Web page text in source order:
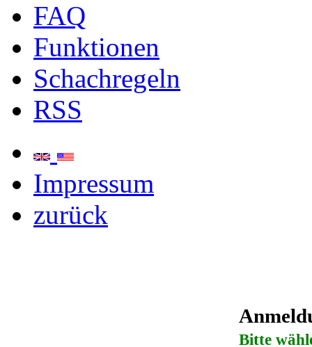
FAQ
Funktionen
Schachregeln
RSS
Impressum
zurück
Bitte